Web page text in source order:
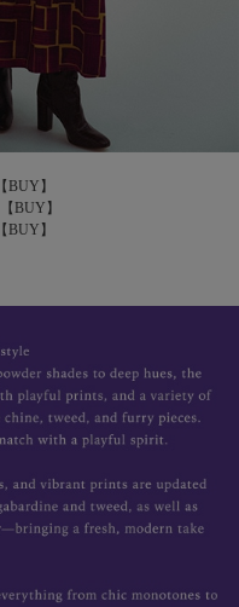
【BUY】
【BUY】
【BUY】